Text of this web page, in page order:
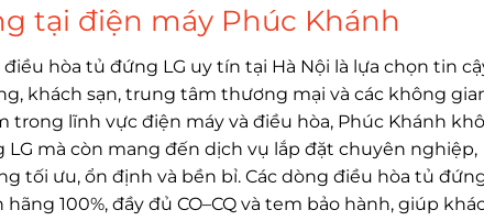
tại điện máy Phúc Khánh
hòa tủ đứng LG uy tín tại Hà Nội là lựa chọn tin
khách sạn, trung tâm thương mại và các không
lĩnh vực điện máy và điều hòa, Phúc Khánh
mà còn mang đến dịch vụ lắp đặt chuyên nghiệp,
tối ưu, ổn định và bền bỉ. Các dòng điều hòa tủ
100%, đầy đủ CO–CQ và tem bảo hành, giúp